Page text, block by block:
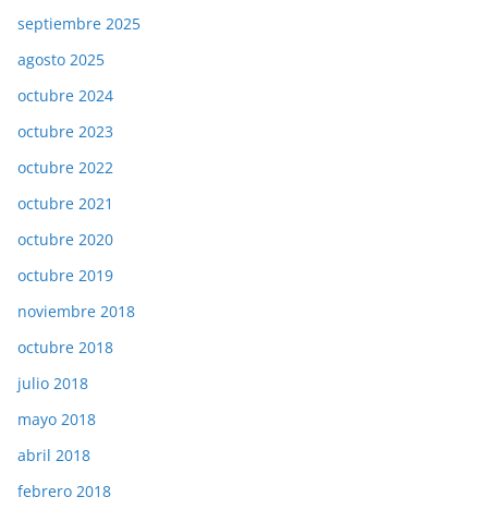
septiembre 2025
agosto 2025
octubre 2024
octubre 2023
octubre 2022
octubre 2021
octubre 2020
octubre 2019
noviembre 2018
octubre 2018
julio 2018
mayo 2018
abril 2018
febrero 2018